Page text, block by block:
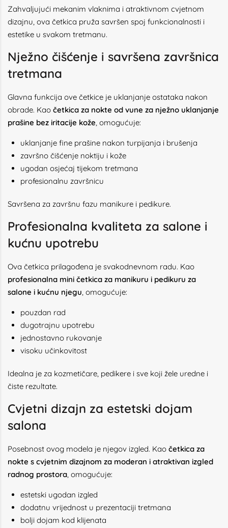
Zahvaljujući mekanim vlaknima i atraktivnom cvjetnom
dizajnu, ova četkica pruža savršen spoj funkcionalnosti i
estetike u svakom tretmanu.
Nježno čišćenje i savršena završnica
tretmana
Glavna funkcija ove četkice je uklanjanje ostataka nakon
obrade. Kao četkica za nokte od vune za nježno uklanjanje
prašine bez iritacije kože, omogućuje:
uklanjanje fine prašine nakon turpijanja i brušenja
završno čišćenje noktiju i kože
ugodan osjećaj tijekom tretmana
profesionalnu završnicu
Savršena za završnu fazu manikure i pedikure.
Profesionalna kvaliteta za salone i
kućnu upotrebu
Ova četkica prilagođena je svakodnevnom radu. Kao
profesionalna mini četkica za manikuru i pedikuru za
salone i kućnu njegu, omogućuje:
pouzdan rad
dugotrajnu upotrebu
jednostavno rukovanje
visoku učinkovitost
Idealna je za kozmetičare, pedikere i sve koji žele uredne i
čiste rezultate.
Cvjetni dizajn za estetski dojam
salona
Posebnost ovog modela je njegov izgled. Kao četkica za
nokte s cvjetnim dizajnom za moderan i atraktivan izgled
radnog prostora, omogućuje:
estetski ugodan izgled
dodatnu vrijednost u prezentaciji tretmana
bolji dojam kod klijenata